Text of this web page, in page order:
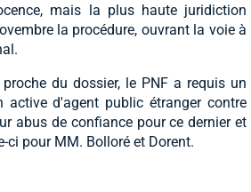
mais la plus haute juridiction
la procédure, ouvrant la voie à
du dossier, le PNF a requis un
active d'agent public étranger contre
abus de confiance pour ce dernier et
ci pour MM. Bolloré et Dorent.